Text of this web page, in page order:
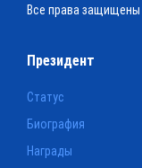
Все права защищены
Президент
Статус
Биография
Награды